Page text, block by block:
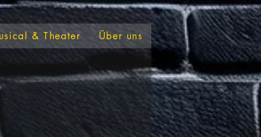
& Theater Über uns